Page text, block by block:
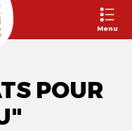
Menu
POUR